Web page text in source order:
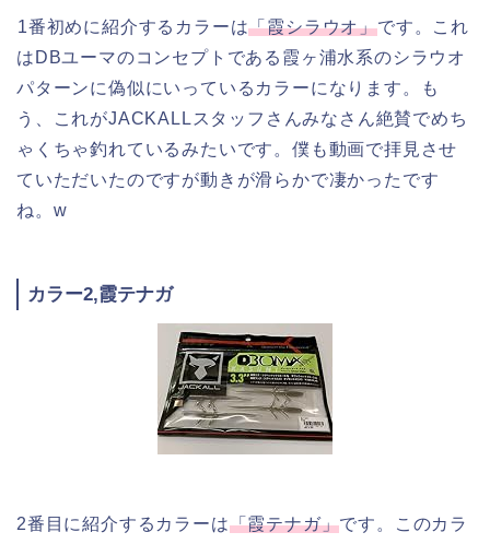
1番初めに紹介するカラーは「霞シラウオ」です。これ
はDBユーマのコンセプトである霞ヶ浦水系のシラウオ
パターンに偽似にいっているカラーになります。も
う、これがJACKALLスタッフさんみなさん絶賛でめち
ゃくちゃ釣れているみたいです。僕も動画で拝見させ
ていただいたのですが動きが滑らかで凄かったです
ね。w
カラー2,霞テナガ
2番目に紹介するカラーは「霞テナガ」です。このカラ